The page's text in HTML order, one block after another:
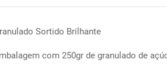
Sortido Brilhante
com 250gr de granulado de